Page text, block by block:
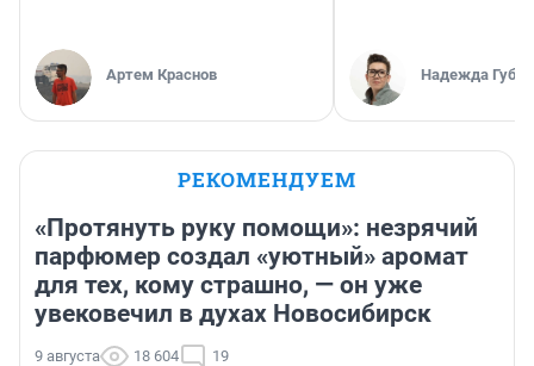
Артем Краснов Надежда
РЕКОМЕНДУЕМ
«Протянуть руку помощи»: незрячий
парфюмер создал «уютный» аромат
для тех, кому страшно, — он уже
увековечил в духах Новосибирск
9 августа 18 604 19